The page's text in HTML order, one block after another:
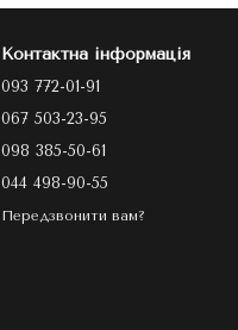
Контактна інформація
093 772-01-91
067 503-23-95
098 385-50-61
044 498-90-55
Передзвонити вам?